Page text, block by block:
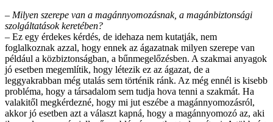
– Milyen szerepe van a magánnyomozásnak, a magánbiztonsági
szolgáltatások keretében?
– Ez egy érdekes kérdés, de idehaza nem kutatják, nem
foglalkoznak azzal, hogy ennek az ágazatnak milyen szerepe van
például a közbiztonságban, a bűnmegelőzésben. A szakmai anyagok
jó esetben megemlítik, hogy létezik ez az ágazat, de a
leggyakrabban még utalás sem történik ránk. Az még ennél is kisebb
probléma, hogy a társadalom sem tudja hova tenni a szakmát. Ha
valakitől megkérdezné, hogy mi jut eszébe a magánnyomozásról,
akkor jó esetben azt a választ kapná, hogy a magánnyomozó az, aki